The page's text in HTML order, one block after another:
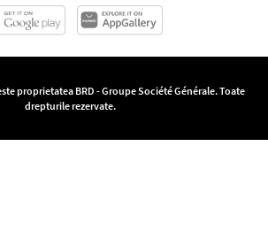
proprietatea BRD - Groupe Société Générale. Toate
drepturile rezervate.